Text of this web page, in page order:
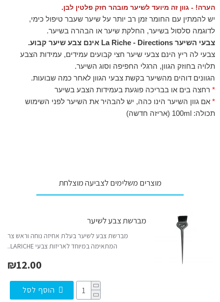
מוצרים משלימים לצביעה מוצלחת
מברשת צבע לשיער
מברשת צבע לשיער בעלת אחיזה נוחה וראש צר
המתאימה במיוחד לאריזות צבעי LARICHE..
₪12.00
הוסף לסל
הערה! - גוון זה מיועד לשיער מובהר חזק פלטין לבן.
יש להמתין עם החומר זמן רב יותר על שיער שעבר טיפול כימי,
לדוגמה סלסול בשיער, החלקת שיער או הבהרה בשיער.
צבעי השיער La Riche - Directions אינם צבע שיער קבוע.
צבעי לה ריץ הינם צבעי שיער חצי קבועים עמידים, עמידות הצבע
תלויה בחוזק הגוון, הרגלי החפיפה וסוג השיער.
הגוונים דוהים מהשיער בקשת צבעי הגוון לאחר כמה שבועות.
* רחצה בים או בבריכה פוגעת בעמידות הצבע בשיער
* אם גוון השיער הינו כהה, יש להבהיר את השיער לפני השימוש
תכולה: 100ml (אריזה חדשה)